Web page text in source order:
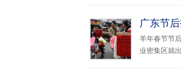
广东节
羊年春节节
业密集区就